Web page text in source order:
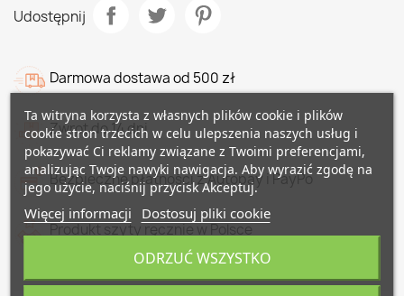
Udostępnij
Darmowa dostawa od 500 zł
Zwrot do 14 dni
Bezpieczne płatności z Autopay i PayPo
Produkt szyty ręcznie w Polsce
Ta witryna korzysta z własnych plików cookie i plików
cookie stron trzecich w celu ulepszenia naszych usług i
pokazywać Ci reklamy związane z Twoimi preferencjami,
analizując Twoje nawyki nawigacja. Aby wyrazić zgodę na
jego użycie, naciśnij przycisk Akceptuj.
Więcej informacji Dostosuj pliki cookie
ODRZUĆ WSZYSTKO